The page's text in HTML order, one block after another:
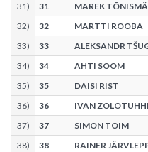
31) 31
MAREK
32) 32
MARTTI ROOBA
33) 33
ALEKSANDR
34) 34
AHTI SOOM
35) 35
DAISI RIST
36) 36
IVAN
37) 37
SIMON TOIM
38) 38
RAINER